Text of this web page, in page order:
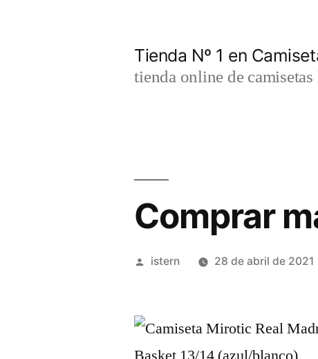
Tienda Nº 1 en
tienda online de
Comprar
Publicado
istern 28 de abril de 2021